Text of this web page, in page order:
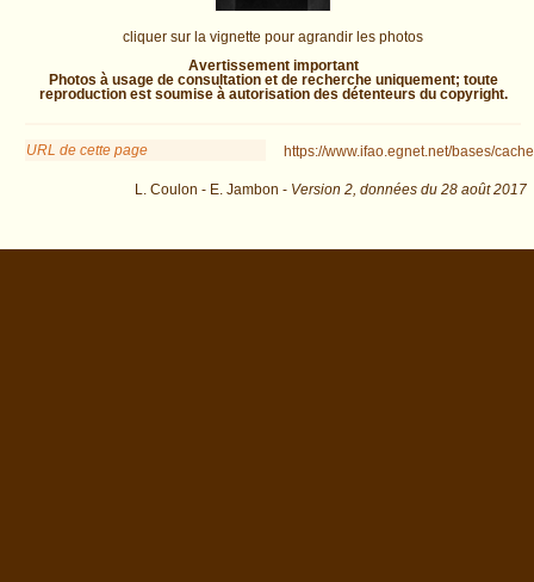
cliquer sur la vignette pour agrandir les photos
Avertissement important
Photos à usage de consultation et de recherche uniquement; toute
reproduction est soumise à autorisation des détenteurs du copyright.
URL de cette page https://www.ifao.egnet.net/bases/
L. Coulon - E. Jambon - Version 2, données du 28 août 2017